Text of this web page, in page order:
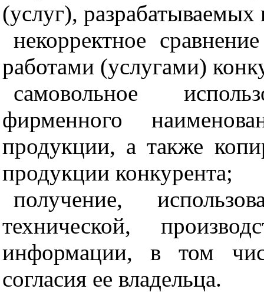
(услуг), разрабатываемых
некорректное сравнение
работами (услугами)
самовольное
фирменного
продукции, а также
продукции конкурента;
получение, и
технической,
информации, в том
согласия ее владельца.